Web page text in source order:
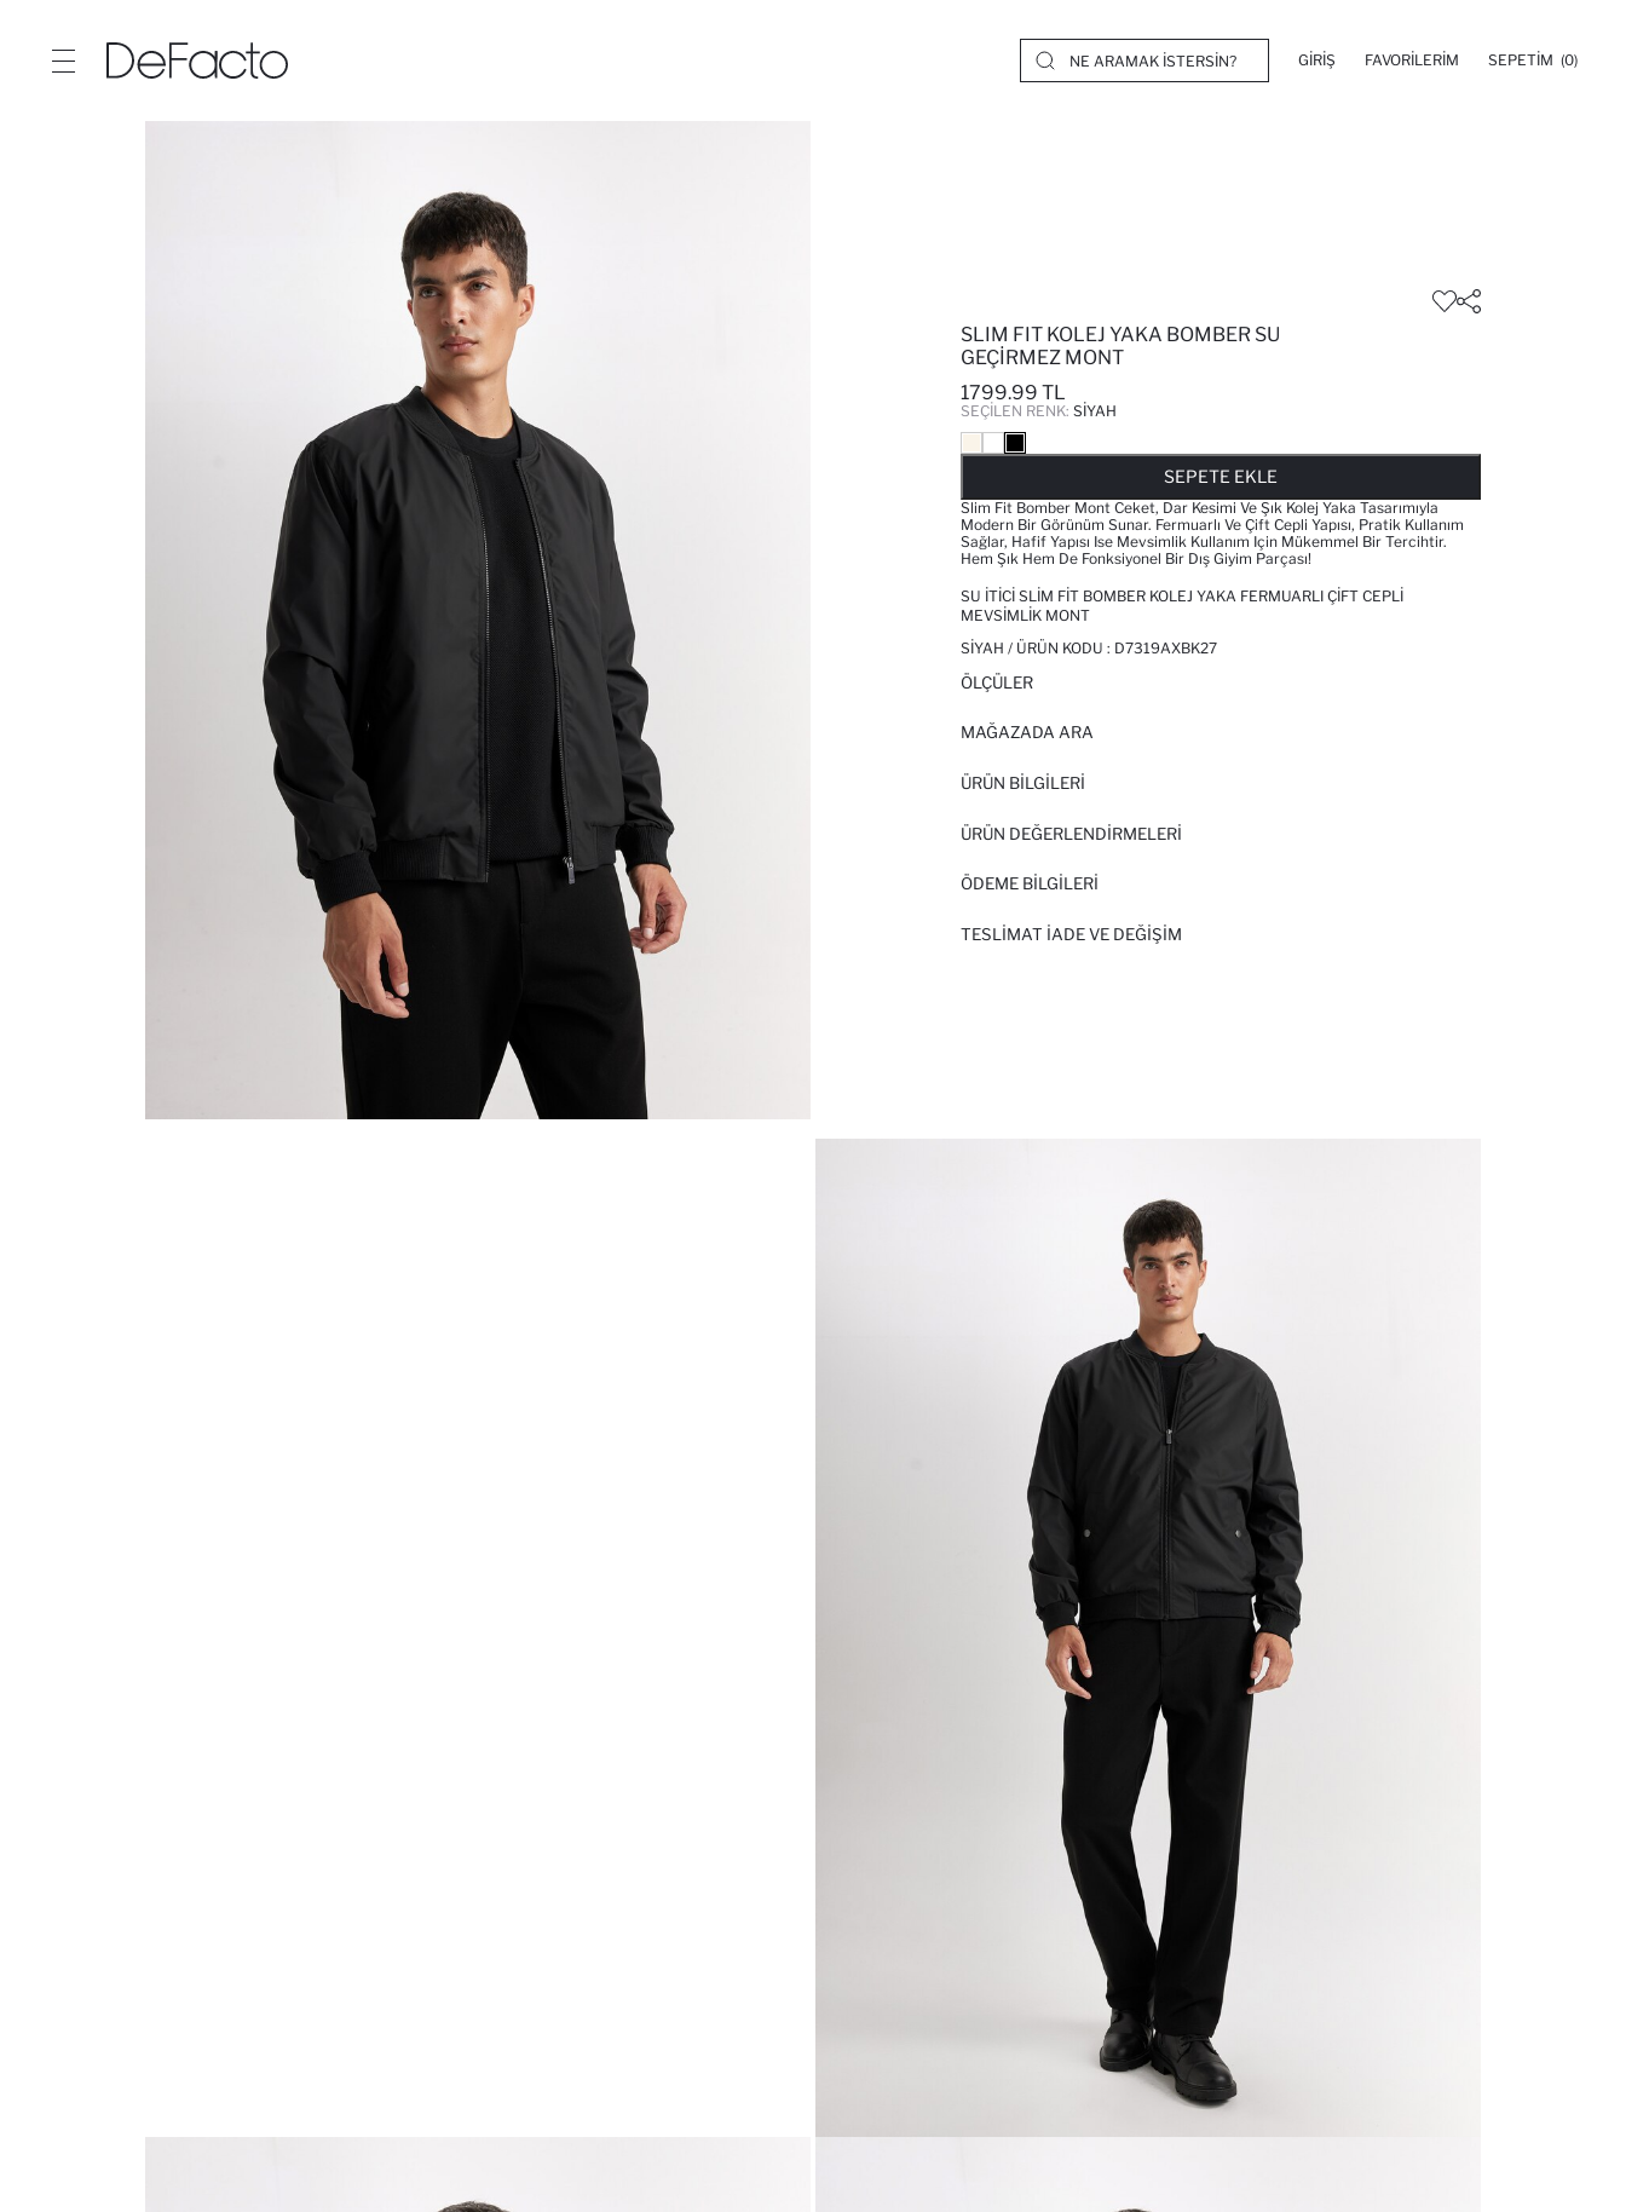
GIRIŞ FAVORILERIM SEPETIM (0)
SLIM FIT KOLEJ YAKA BOMBER SU
GEÇIRMEZ MONT
1799.99 TL
SEÇILEN RENK: SIYAH
SEPETE EKLE
Slim Fit Bomber Mont Ceket, Dar Kesimi Ve Şık Kolej Yaka Tasarımıyla
Modern Bir Görünüm Sunar. Fermuarlı Ve Çift Cepli Yapısı, Pratik Kullanım
Sağlar, Hafif Yapısı Ise Mevsimlik Kullanım Için Mükemmel Bir Tercihtir.
Hem Şık Hem De Fonksiyonel Bir Dış Giyim Parçası!
SU İTICI SLIM FIT BOMBER KOLEJ YAKA FERMUARLI ÇIFT CEPLI
MEVSIMLIK MONT
SIYAH / ÜRÜN KODU : D7319AXBK27
ÖLÇÜLER
MAĞAZADA ARA
ÜRÜN BILGILERI
ÜRÜN DEĞERLENDİRMELERİ
ÖDEME BİLGİLERİ
TESLIMAT İADE VE DEĞIŞIM